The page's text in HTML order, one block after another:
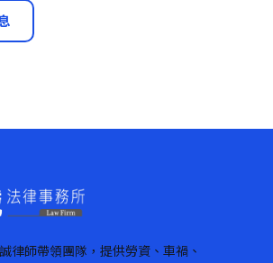
律師帶領團隊，提供勞資、車禍、